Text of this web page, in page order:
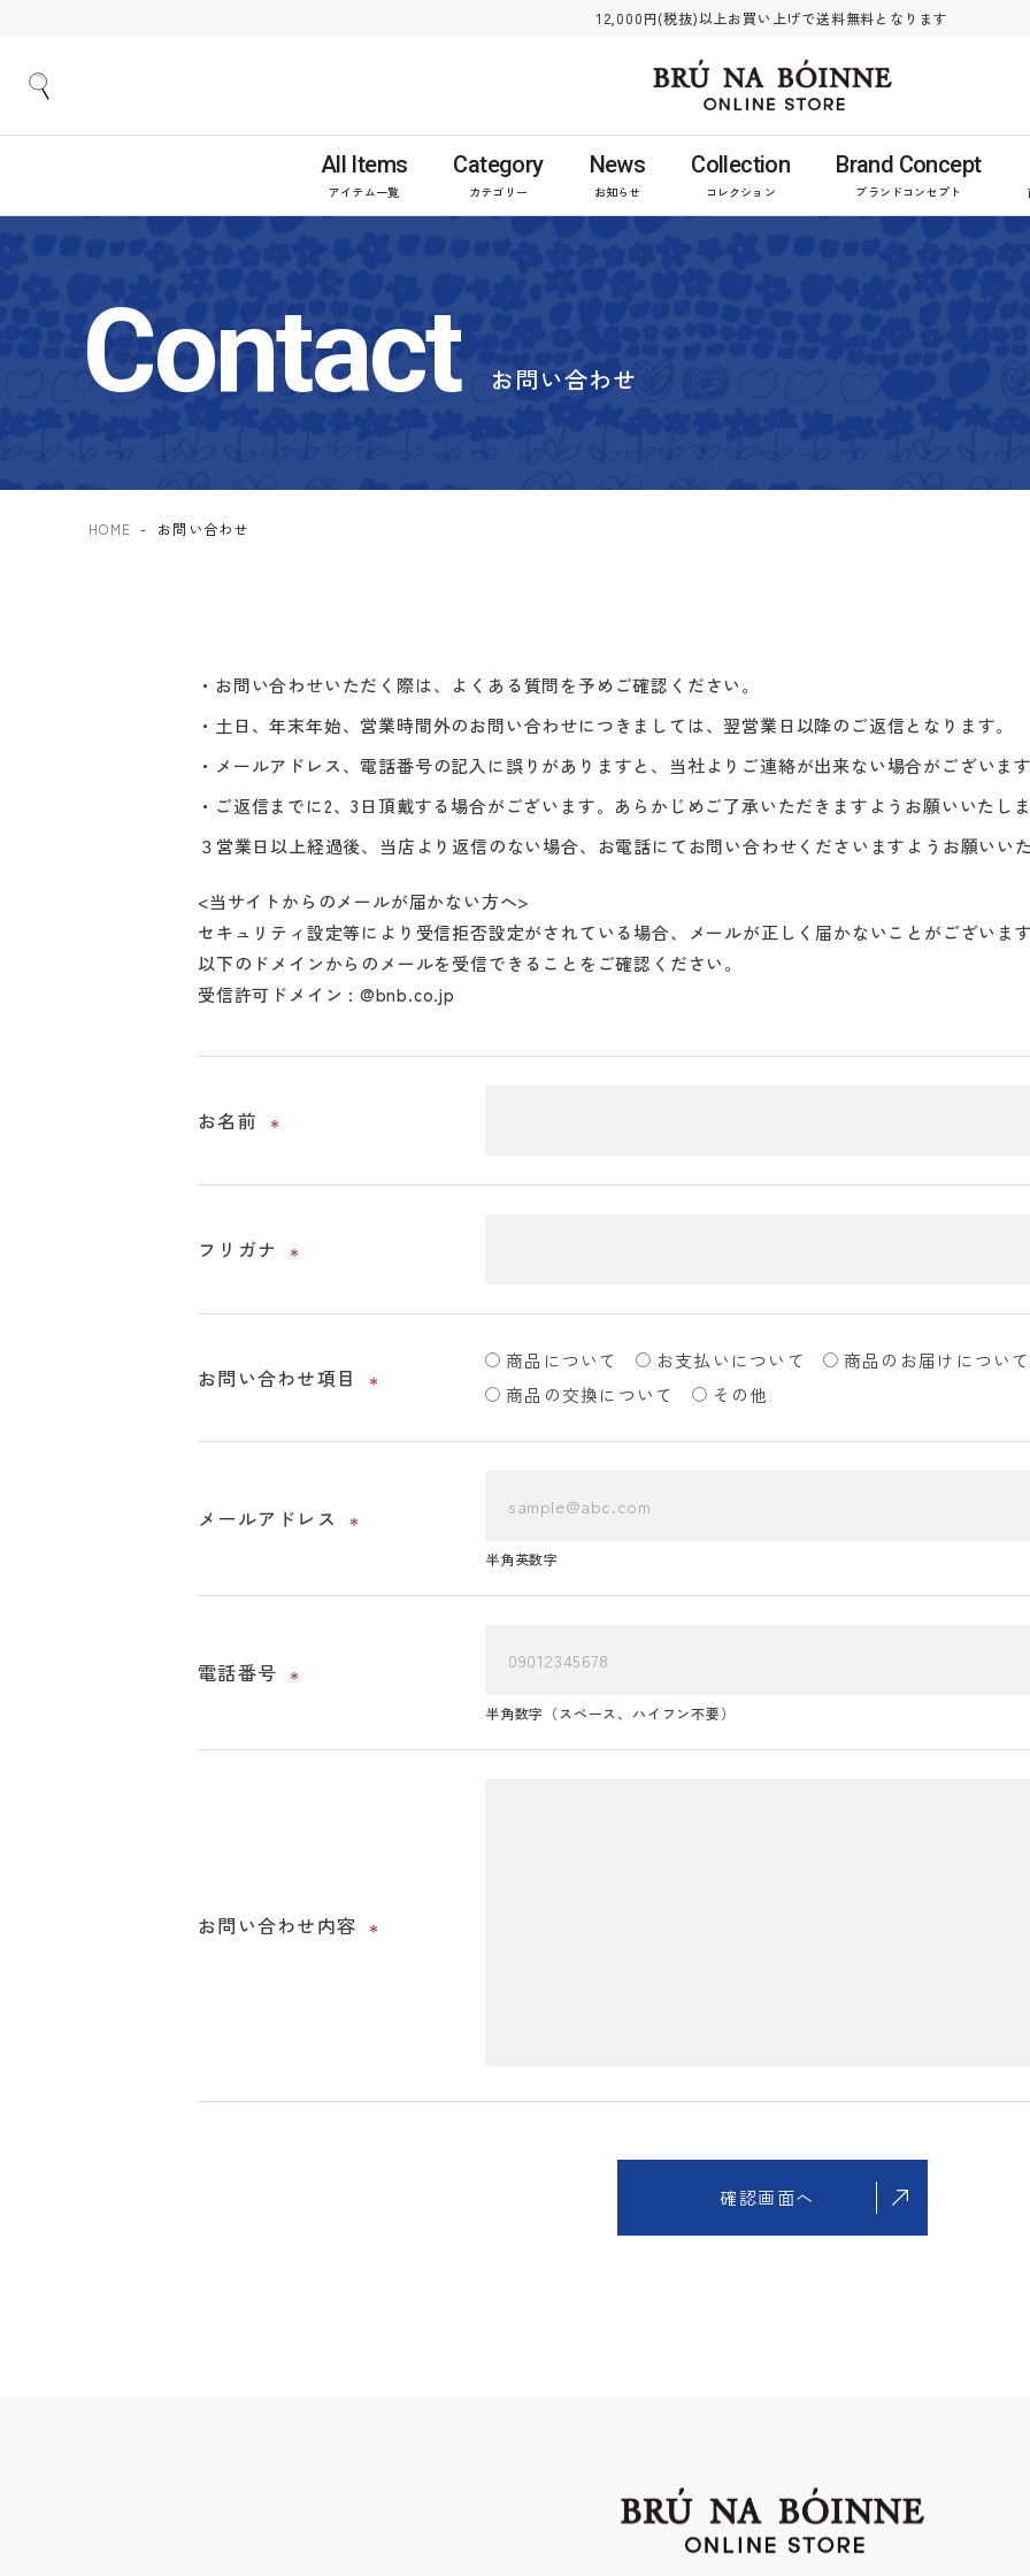
12,000円(税抜)以上お買い上げで送料無料となります
All Items
アイテム一覧
Category
カテゴリー
News
お知らせ
Collection
コレクション
Brand Concept
ブランドコンセプト
Contact お問い合わせ
HOME お問い合わせ
お問い合わせいただく際は、よくある質問を予めご確認ください。
土日、年末年始、営業時間外のお問い合わせにつきましては、翌営業日以降のご返信となります。
メールアドレス、電話番号の記入に誤りがありますと、当社よりご連絡が出来ない場合がございま
ご返信までに2、3日頂戴する場合がございます。あらかじめご了承いただきますようお願いいたしま
３営業日以上経過後、当店より返信のない場合、お電話にてお問い合わせくださいますようお願いいた
<当サイトからのメールが届かない方へ>
セキュリティ設定等により受信拒否設定がされている場合、メールが正しく届かないことがございます
以下のドメインからのメールを受信できることをご確認ください。
受信許可ドメイン : @bnb.co.jp
お名前 ＊
フリガナ ＊
お問い合わせ項目 ＊
商品について お支払いについて 商品のお届けについて
商品の交換について
その他
メールアドレス ＊
半角英数字
電話番号 ＊
半角数字（スペース、ハイフン不要）
お問い合わせ内容 ＊